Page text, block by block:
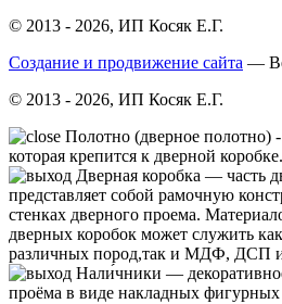
© 2013 - 2026, ИП Косяк Е.Г.
Создание и продвижение сайта —
© 2013 - 2026, ИП Косяк Е.Г.
Полотно (дверное полотно)
которая крепится к дверной коробке.
Дверная коробка — часть
представляет собой рамочную
стенках дверного проема.
дверных коробок может служить
различных пород,так и МДФ, ДСП
Нали́чники —
проёма в виде накладных